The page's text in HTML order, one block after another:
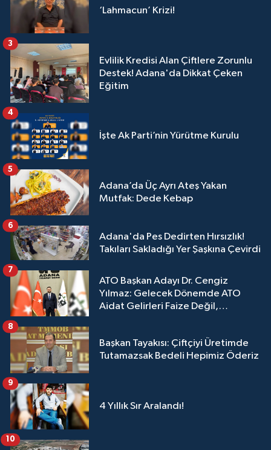
‘Lahmacun’ Krizi!
Evlilik Kredisi Alan Çiftlere Zorunlu
Destek! Adana'da Dikkat Çeken
Eğitim
3
İşte Ak Parti’nin Yürütme Kurulu
4
Adana’da Üç Ayrı Ateş Yakan
Mutfak: Dede Kebap
5
Adana'da Pes Dedirten Hırsızlık!
Takıları Sakladığı Yer Şaşkına Çevirdi
6
ATO Başkan Adayı Dr. Cengiz
Yılmaz: Gelecek Dönemde ATO
Aidat Gelirleri Faize Değil,
7
Başkan Tayakısı: Çiftçiyi Üretimde
Tutamazsak Bedeli Hepimiz Öderiz
8
4 Yıllık Sır Aralandı!
9
10